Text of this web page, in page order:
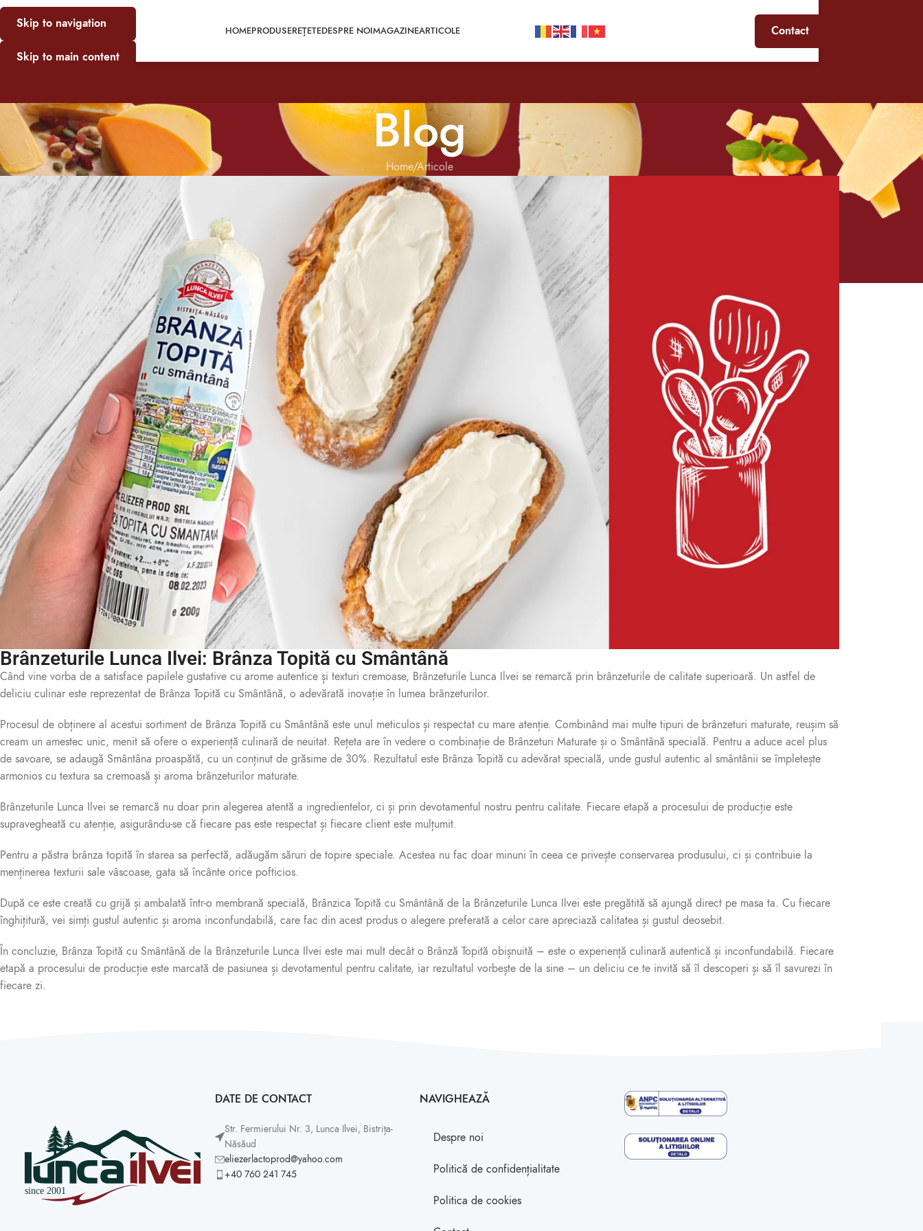
Skip to navigation
Skip to main content
HOMEPRODUSEREȚETEDESPRE NOIMAGAZINEARTICOLE Contact
Blog
Home Articole
Brânzeturile Lunca Ilvei: Brânza Topită cu Smântână
Când vine vorba de a satisface papilele gustative cu arome autentice și texturi cremoase, Brânzeturile Lunca Ilvei se remarcă prin brânzeturile de calitate superioară. Un astfel de
deliciu culinar este reprezentat de Brânza Topită cu Smântână, o adevărată inovație în lumea brânzeturilor.
Procesul de obținere al acestui sortiment de Brânza Topită cu Smântână este unul meticulos și respectat cu mare atenție. Combinând mai multe tipuri de brânzeturi maturate, reușim să
cream un amestec unic, menit să ofere o experiență culinară de neuitat. Rețeta are în vedere o combinație de Brânzeturi Maturate și o Smântână specială. Pentru a aduce acel plus
de savoare, se adaugă Smântâna proaspătă, cu un conținut de grăsime de 30%. Rezultatul este Brânza Topită cu adevărat specială, unde gustul autentic al smântânii se împletește
armonios cu textura sa cremoasă și aroma brânzeturilor maturate.
Brânzeturile Lunca Ilvei se remarcă nu doar prin alegerea atentă a ingredientelor, ci și prin devotamentul nostru pentru calitate. Fiecare etapă a procesului de producție este
supravegheată cu atenție, asigurându-se că fiecare pas este respectat și fiecare client este mulțumit.
Pentru a păstra brânza topită în starea sa perfectă, adăugăm săruri de topire speciale. Acestea nu fac doar minuni în ceea ce privește conservarea produsului, ci și contribuie la
menținerea texturii sale vâscoase, gata să încânte orice pofticios.
După ce este creată cu grijă și ambalată într-o membrană specială, Brânzica Topită cu Smântână de la Brânzeturile Lunca Ilvei este pregătită să ajungă direct pe masa ta. Cu fiecare
înghițitură, vei simți gustul autentic și aroma inconfundabilă, care fac din acest produs o alegere preferată a celor care apreciază calitatea și gustul deosebit.
În concluzie, Brânza Topită cu Smântână de la Brânzeturile Lunca Ilvei este mai mult decât o Brânză Topită obișnuită – este o experiență culinară autentică și inconfundabilă. Fiecare
etapă a procesului de producție este marcată de pasiunea și devotamentul pentru calitate, iar rezultatul vorbește de la sine – un deliciu ce te invită să îl descoperi și să îl savurezi în
fiecare zi.
DATE DE CONTACT
Str. Fermierului Nr. 3, Lunca Ilvei, Bistrița-
Năsăud
eliezerlactoprod@yahoo.com
+40 760 241 745
NAVIGHEAZĂ
Despre noi
Politică de confidențialitate
Politica de cookies